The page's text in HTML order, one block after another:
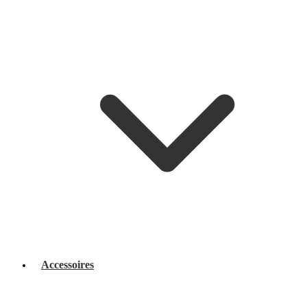
Accessoires